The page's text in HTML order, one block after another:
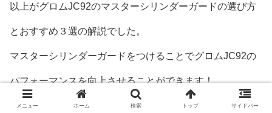
以上がグロムJC92のマスターシリンダーガードの選び方
とおすすめ３選の解説でした。
マスターシリンダーガードをつけることでグロムJC92の
パフォーマンスを向上させることができます！
マスターシリンダーを物理的なダメージから保護すること
メニュー ホーム 検索 トップ サイドバー